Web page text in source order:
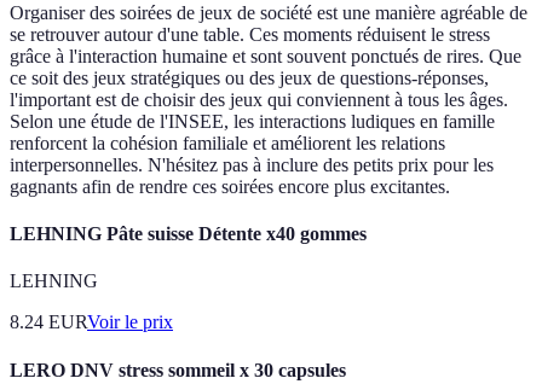
Organiser des soirées de jeux de société est une manière agréable de
se retrouver autour d'une table. Ces moments réduisent le stress
grâce à l'interaction humaine et sont souvent ponctués de rires. Que
ce soit des jeux stratégiques ou des jeux de questions-réponses,
l'important est de choisir des jeux qui conviennent à tous les âges.
Selon une étude de l'INSEE, les interactions ludiques en famille
renforcent la cohésion familiale et améliorent les relations
interpersonnelles. N'hésitez pas à inclure des petits prix pour les
gagnants afin de rendre ces soirées encore plus excitantes.
LEHNING Pâte suisse Détente x40 gommes
LEHNING
8.24 EURVoir le prix
LERO DNV stress sommeil x 30 capsules